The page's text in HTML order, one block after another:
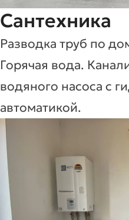
Сантехника
Разводка труб по
Горячая вода.
водяного насоса с
автоматикой.